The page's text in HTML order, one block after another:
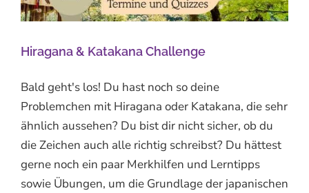
Hiragana & Katakana Challenge
Bald geht's los! Du hast noch so deine
Problemchen mit Hiragana oder Katakana, die sehr
ähnlich aussehen? Du bist dir nicht sicher, ob du
die Zeichen auch alle richtig schreibst? Du hättest
gerne noch ein paar Merkhilfen und Lerntipps
sowie Übungen, um die Grundlage der japanischen